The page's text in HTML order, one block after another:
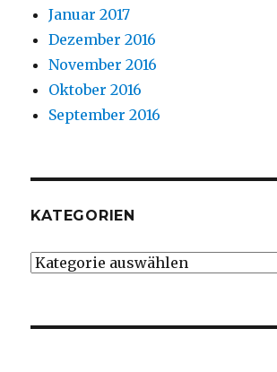
Januar 2017
Dezember 2016
November 2016
Oktober 2016
September 2016
KATEGORIEN
Kategorien